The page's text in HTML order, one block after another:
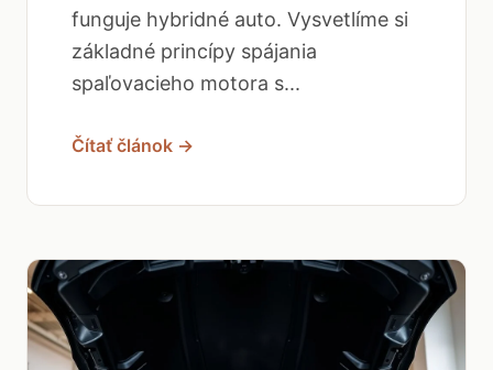
funguje hybridné auto. Vysvetlíme si
základné princípy spájania
spaľovacieho motora s...
Čítať článok →